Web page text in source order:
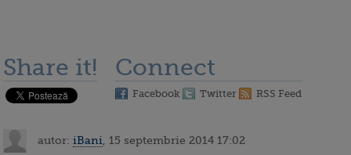
Share it! Connect
Facebook Twitter RSS Feed
autor: iBani , 15 septembrie 2014 17:02